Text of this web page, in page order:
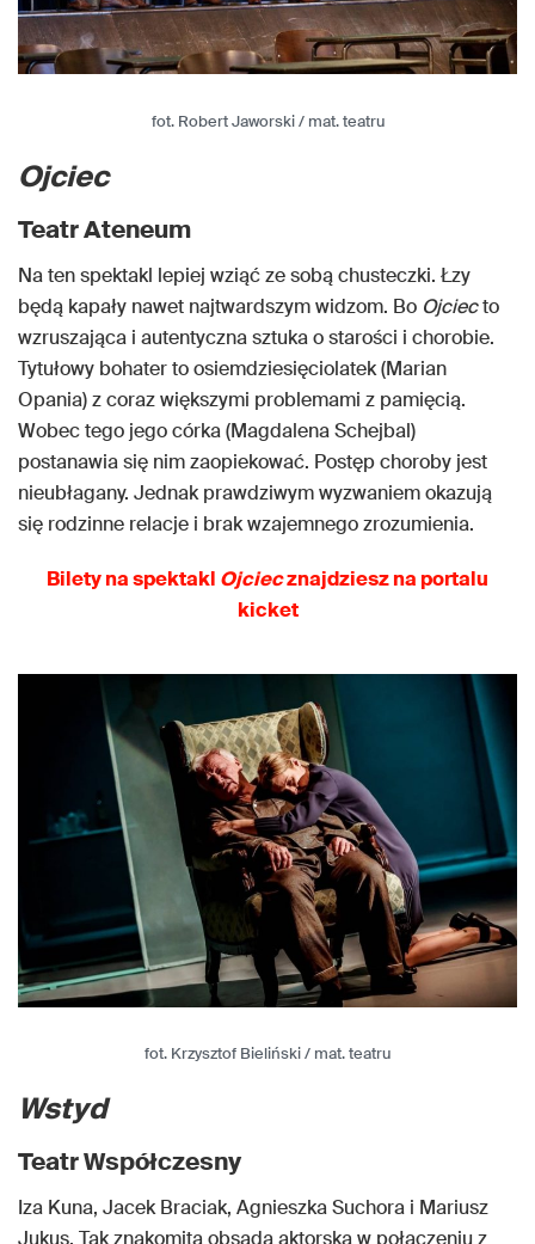
fot. Robert Jaworski / mat. teatru
Ojciec
Teatr Ateneum
Na ten spektakl lepiej wziąć ze sobą chusteczki. Łzy
będą kapały nawet najtwardszym widzom. Bo Ojciecto
wzruszająca i autentyczna sztuka o starości i chorobie.
Tytułowy bohater to osiemdziesięciolatek (Marian
Opania) z coraz większymi problemami z pamięcią.
Wobec tego jego córka (Magdalena Schejbal)
postanawia się nim zaopiekować. Postęp choroby jest
nieubłagany. Jednak prawdziwym wyzwaniem okazują
się rodzinne relacje i brak wzajemnego zrozumienia.
Bilety na spektakl Ojciecznajdziesz na portalu
kicket
fot. Krzysztof Bieliński / mat. teatru
Wstyd
Teatr Współczesny
Iza Kuna, Jacek Braciak, Agnieszka Suchora i Mariusz
Jukus. Tak znakomita obsada aktorska w połączeniu z